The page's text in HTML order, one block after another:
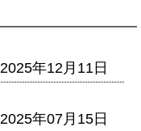
2025年12月11日
2025年07月15日